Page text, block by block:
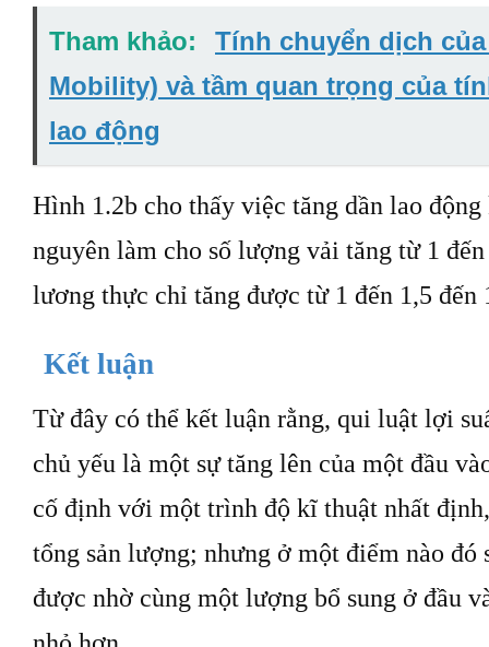
Tham khảo:
Tính chuyển dịch
Mobility) và tầm quan trọng của
lao động
Hình 1.2b cho thấy việc tăng dần lao
nguyên làm cho số lượng vải tăng từ 1
lương thực chỉ tăng được từ 1 đến 1,5 đến
Kết luận
Từ đây có thể kết luận rằng, qui luật lợi
chủ yếu là một sự tăng lên của một đầu
cố định với một trình độ kĩ thuật nhất
tổng sản lượng; nhưng ở một điểm nào đó
được nhờ cùng một lượng bổ sung ở đầu